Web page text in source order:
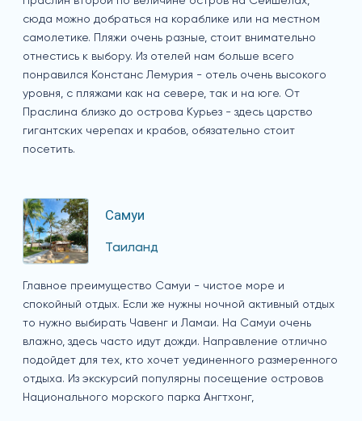
сюда можно добраться на кораблике или на местном
самолетике. Пляжи очень разные, стоит внимательно
отнестись к выбору. Из отелей нам больше всего
понравился Констанс Лемурия - отель очень высокого
уровня, с пляжами как на севере, так и на юге. От
Праслина близко до острова Курьез - здесь царство
гигантских черепах и крабов, обязательно стоит
посетить.
Самуи
Таиланд
Главное преимущество Самуи - чистое море и
спокойный отдых. Если же нужны ночной активный отдых
то нужно выбирать Чавенг и Ламаи. На Самуи очень
влажно, здесь часто идут дожди. Направление отлично
подойдет для тех, кто хочет уединенного размеренного
отдыха. Из экскурсий популярны посещение островов
Национального морского парка Ангтхонг,